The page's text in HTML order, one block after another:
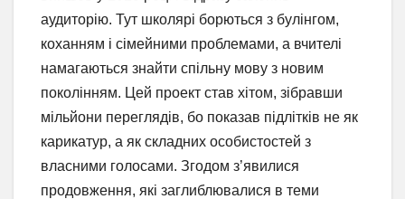
аудиторію. Тут школярі борються з булінгом,
коханням і сімейними проблемами, а вчителі
намагаються знайти спільну мову з новим
поколінням. Цей проект став хітом, зібравши
мільйони переглядів, бо показав підлітків не як
карикатур, а як складних особистостей з
власними голосами. Згодом з’явилися
продовження, які заглиблювалися в теми